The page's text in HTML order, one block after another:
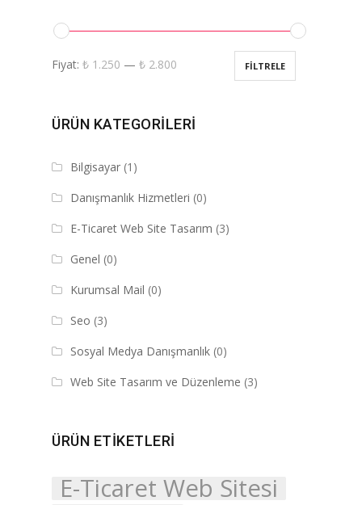
FILTRELE
Fiyat: ₺ 1.250 — ₺ 2.800
ÜRÜN KATEGORILERI
Bilgisayar (1)
Danışmanlık Hizmetleri (0)
E-Ticaret Web Site Tasarım (3)
Genel (0)
Kurumsal Mail (0)
Seo (3)
Sosyal Medya Danışmanlık (0)
Web Site Tasarım ve Düzenleme (3)
ÜRÜN ETIKETLERI
E-Ticaret Web Sitesi